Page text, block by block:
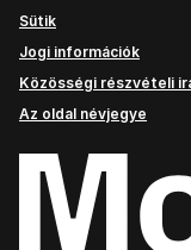
Sütik
Jogi információk
Közösségi részvételi
Az oldal névjegye